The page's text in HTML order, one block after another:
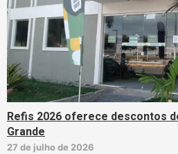
Refis 2026 oferece descontos
Grande
27 de julho de 2026